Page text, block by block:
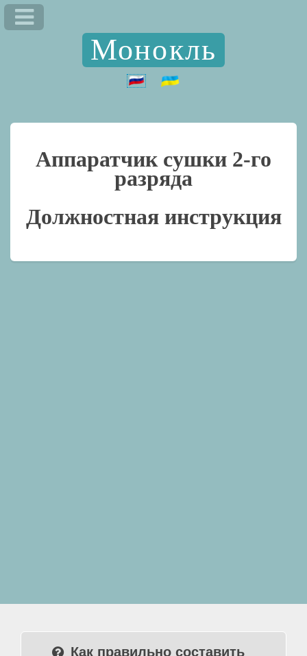
Монокль
Аппаратчик сушки 2-го
разряда
Должностная инструкция
Как правильно составить